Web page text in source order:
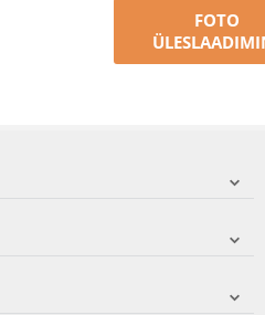
FOTO